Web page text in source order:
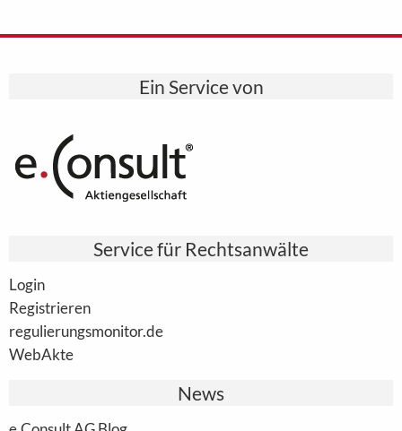
Ein Service von
Service für Rechtsanwälte
Login
Registrieren
regulierungsmonitor.de
WebAkte
News